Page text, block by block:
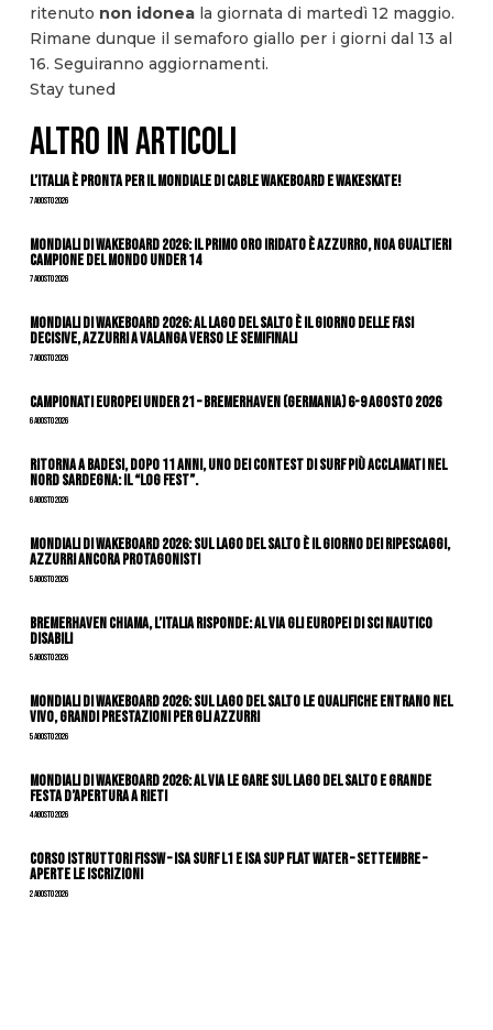
ritenuto non idoneala giornata di martedì 12 maggio.
Rimane dunque il semaforo giallo per i giorni dal 13 al
16. Seguiranno aggiornamenti.
Stay tuned
ALTRO IN ARTICOLI
L’Italia è pronta per il Mondiale di Cable Wakeboard e Wakeskate!
7 Agosto 2026
Mondiali di Wakeboard 2026: il primo oro iridato è azzurro, Noa Gualtieri
campione del mondo Under 14
7 Agosto 2026
Mondiali di Wakeboard 2026: al Lago del Salto è il giorno delle fasi
decisive, azzurri a valanga verso le semifinali
7 Agosto 2026
Campionati Europei Under 21 – Bremerhaven (Germania) 6-9 agosto 2026
6 Agosto 2026
Ritorna a Badesi, dopo 11 anni, uno dei contest di surf più acclamati nel
nord Sardegna: il “Log Fest”.
6 Agosto 2026
Mondiali di Wakeboard 2026: sul Lago del Salto è il giorno dei ripescaggi,
azzurri ancora protagonisti
5 Agosto 2026
Bremerhaven chiama, l’Italia risponde: al via gli Europei di Sci Nautico
Disabili
5 Agosto 2026
Mondiali di Wakeboard 2026: sul Lago del Salto le qualifiche entrano nel
vivo, grandi prestazioni per gli azzurri
5 Agosto 2026
Mondiali di Wakeboard 2026: al via le gare sul Lago del Salto e grande
festa d’apertura a Rieti
4 Agosto 2026
CORSO ISTRUTTORI FISSW – ISA SURF L1 e ISA SUP Flat Water – SETTEMBRE –
APERTE LE ISCRIZIONI
2 Agosto 2026